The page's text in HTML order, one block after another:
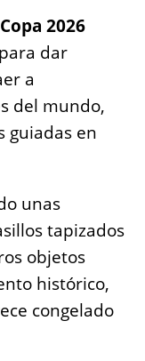
Copa 2026
dar
a
del mundo,
guiadas en
unas
tapizados
objetos
histórico,
congelado